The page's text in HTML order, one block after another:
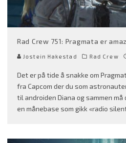
Rad Crew 751: Pragmata er
Jostein Hakestad Rad Crew
Det er på tide å snakke om
fra Capcom der du som
til androiden Diana og sammen
en månebase som gikk «radio